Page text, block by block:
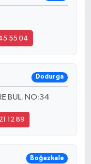
55 04
Dodurga
BUL. NO:34
12 89
Boğazkale